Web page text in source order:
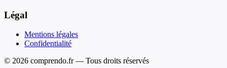
Légal
Mentions légales
Confidentialité
© 2026 comprendo.fr — Tous droits réservés